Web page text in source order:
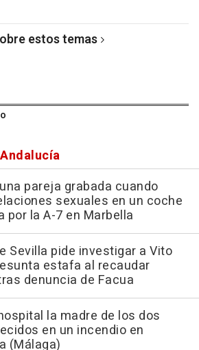
estos temas
pareja grabada cuando
sexuales en un coche
por la A-7 en Marbella
Sevilla pide investigar a Vito
estafa al recaudar
denuncia de Facua
la madre de los dos
en un incendio en
(Málaga)